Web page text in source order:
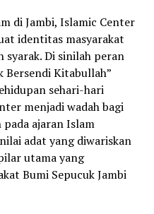
di Jambi, Islamic Center
identitas masyarakat
syarak. Di sinilah peran
Bersendi Kitabullah”
sehari-hari
menjadi wadah bagi
ajaran Islam
adat yang diwariskan
utama yang
Bumi Sepucuk Jambi